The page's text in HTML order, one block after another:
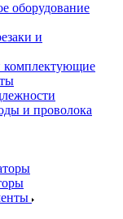
оборудование
и
и проволока